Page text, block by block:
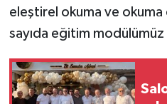
eleştirel okuma ve
sayıda eğitim modülümüz